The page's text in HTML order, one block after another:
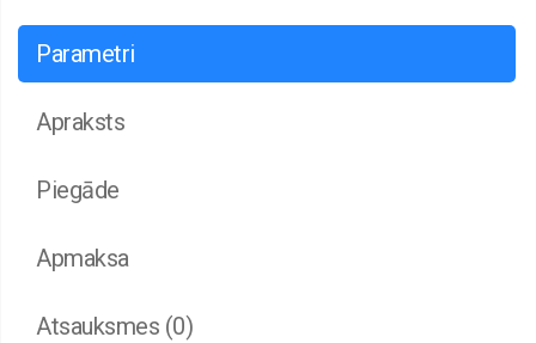
Remontdaļas,
durvis
aizsegi
aizsegi
motoriņi
stikli
Parametri
Apraksts
Piegāde
Apmaksa
Atsauksmes (0)